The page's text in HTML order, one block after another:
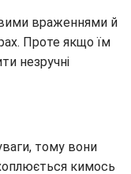
враженнями й
Проте якщо їм
незручні
тому вони
кимось